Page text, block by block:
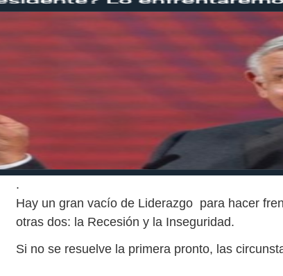
.
Hay un gran vacío de Liderazgo para hacer
otras dos: la Recesión y la Inseguridad.
Si no se resuelve la primera pronto, las